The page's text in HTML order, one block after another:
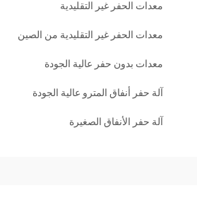
معدات الحفر غير التقليدية
معدات الحفر غير التقليدية من الصين
معدات بدون حفر عالية الجودة
آلة حفر أنفاق المترو عالية الجودة
آلة حفر الأنفاق الصغيرة